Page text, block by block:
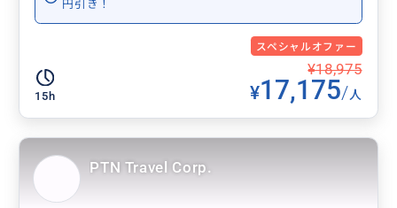
円引き！
スペシャルオファー
15h
¥18,975
¥17,175/人
PTN Travel Corp.